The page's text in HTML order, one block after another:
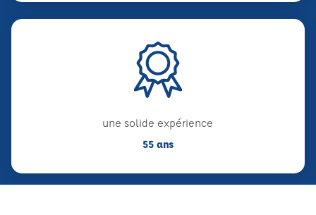
une solide expérience
55 ans